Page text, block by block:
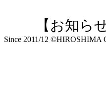
【お知ら
Since 2011/12 ©HIROSHIMA